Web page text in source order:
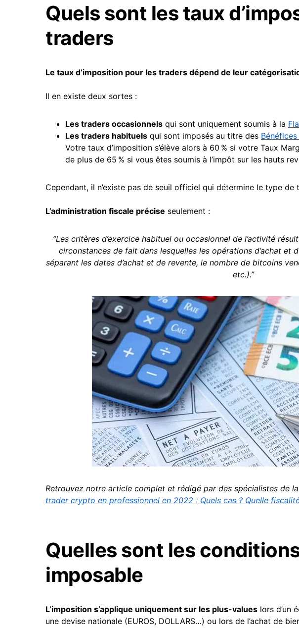
Quels sont les taux
traders
Le taux d’imposition pour les traders dépend de leur
Il en existe deux sortes :
Les traders occasionnels qui sont uniquement soumis à la
Les traders habituels qui sont imposés au titre des
Votre taux d’imposition s’élève alors à 60 % si votre Taux
de plus de 65 % si vous êtes soumis à l’impôt sur les hauts
Cependant, il n’existe pas de seuil officiel qui détermine le type de
L’administration fiscale précise seulement :
“Les critères d’exercice habituel ou occasionnel de l’activité
circonstances de fait dans lesquelles les opérations d’achat et
séparant les dates d’achat et de revente, le nombre de bitcoins
etc.).”
Retrouvez notre article complet et rédigé par des spécialistes de
trader crypto en professionnel en 2022 : Quels cas ? Quelle
Quelles sont les
imposable
L’imposition s’applique uniquement sur les plus-values lors d’un
une devise nationale (EUROS, DOLLARS…) ou lors de l’achat de